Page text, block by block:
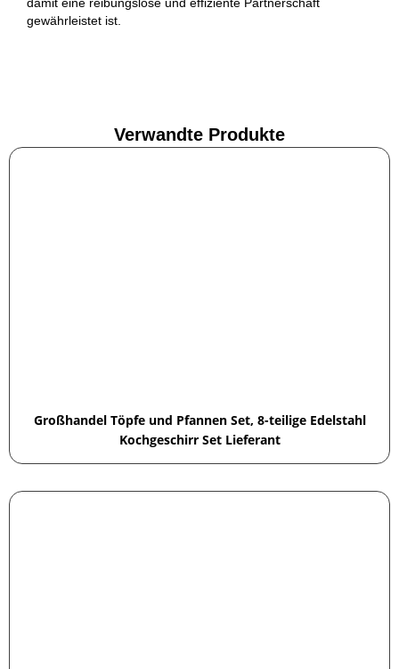
damit eine reibungslose und effiziente Partnerschaft
gewährleistet ist.
Verwandte Produkte
Großhandel Töpfe und Pfannen Set, 8-teilige Edelstahl
Kochgeschirr Set Lieferant